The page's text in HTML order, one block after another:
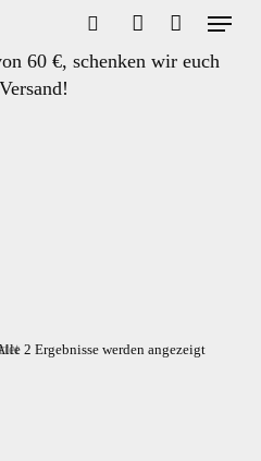
Menu
60 €, schenken wir euch
2 Ergebnisse werden angezeigt